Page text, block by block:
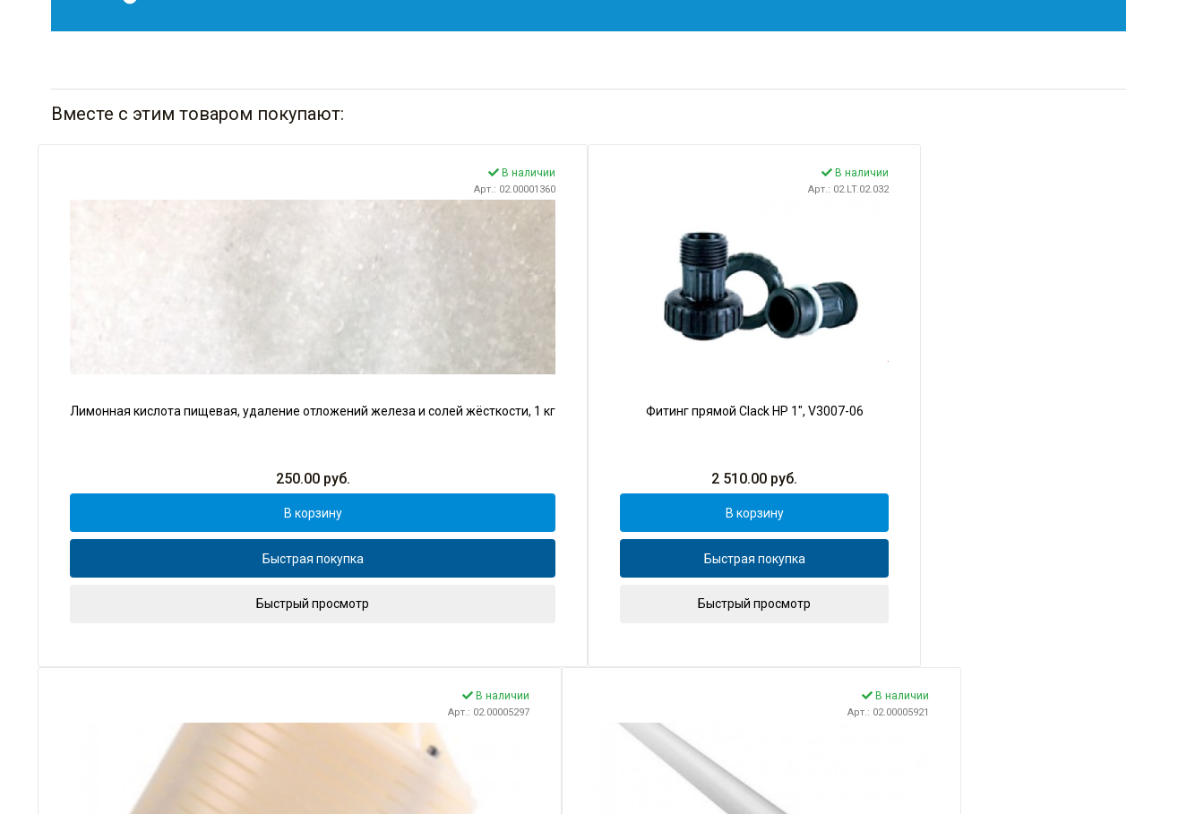
Вместе с этим товаром покупают:
В наличии
Арт.: 02.00001360
Лимонная кислота пищевая, удаление отложений железа и солей жёсткости, 1 кг
250.00руб.
В корзину
Быстрая покупка
Быстрый просмотр
В наличии
Арт.: 02.LT.02.032
Фитинг прямой Clack НР 1", V3007-06
2 510.00 руб.
В корзину
Быстрая покупка
Быстрый просмотр
В наличии
Арт.: 02.00005297
В наличии
Арт.: 02.00005921